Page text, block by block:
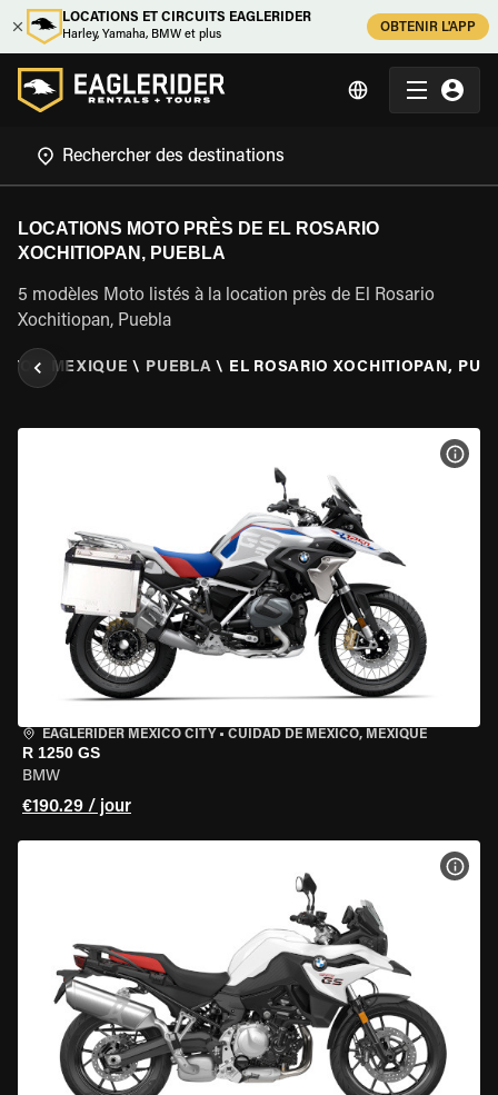
LOCATIONS ET CIRCUITS EAGLERIDER
Harley, Yamaha, BMW et plus
OBTENIR L'APP
LOCATIONS MOTO PRÈS DE EL ROSARIO
XOCHITIOPAN, PUEBLA
5 modèles Moto listés à la location près de El Rosario
Xochitiopan, Puebla
\ MEXIQUE \ PUEBLA \ EL ROSARIO XOCHITIOPAN,
EAGLERIDER MEXICO CITY • CUIDAD DE MEXICO, MEXIQUE
R 1250 GS
BMW
€190.29 / jour